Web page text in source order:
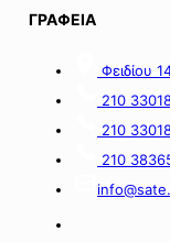
Εργολαβίας
Ε-925».
ΓΡΑΦΕΙΑ
Φειδίου
210
210
210